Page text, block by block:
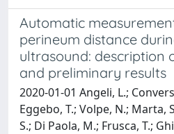
Automatic
perineum distance
ultrasound: description
and preliminary results
2020-01-01 Angeli, L.;
Eggebo, T.; Volpe, N.; Marta,
S.; Di Paola, M.; Frusca, T.;